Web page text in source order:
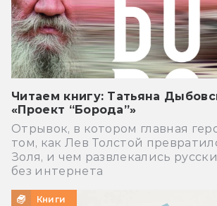
Читаем книгу: Татьяна
«Проект “Борода”»
Отрывок, в котором главная
том, как Лев Толстой
Золя, и чем развлекались
без интернета
Книги